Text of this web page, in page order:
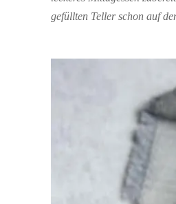
gefüllten Teller schon auf